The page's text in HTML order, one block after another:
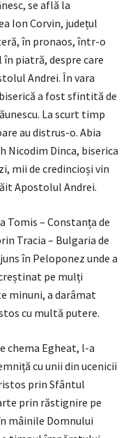
se află la
Ion Corvin, județul
în pronaos, într-o
piatră, despre care
Andrei. În vara
a fost sfintită de
La scurt timp
au distrus-o. Abia
Nicodim Dinca, biserica
mii de credincioși vin
Apostolul Andrei.
Tomis – Constanța de
Tracia – Bulgaria de
în Peloponez unde a
pe mulți
minuni, a darâmat
cu multă putere.
chema Egheat, l-a
cu unii din ucenicii
prin Sfântul
prin răstignire pe
mâinile Domnului